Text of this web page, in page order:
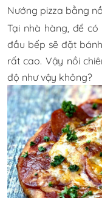
Nướng pizza bằng
Tại nhà hàng, để
đầu bếp sẽ đặt
rất cao. Vậy nồi
độ như vậy không?